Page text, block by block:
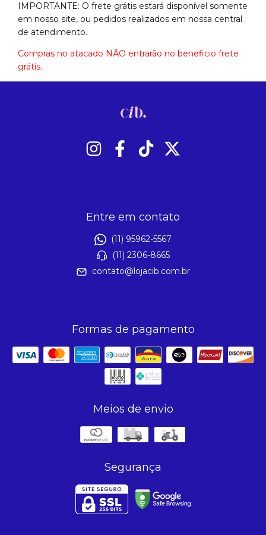
IMPORTANTE: O frete grátis estará disponível somente
em nosso site, ou pedidos realizados em nossa central
de atendimento.
Compras no atacado NÃO entrarão no beneficio frete
grátis.
Entre em contato
(11) 95962-5567
(11) 2306-8665
contato@lojacib.com.br
Formas de pagamento
Meios de envio
Segurança